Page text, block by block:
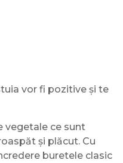
vor fi pozitive și te
vegetale ce sunt
și plăcut. Cu
buretele clasic